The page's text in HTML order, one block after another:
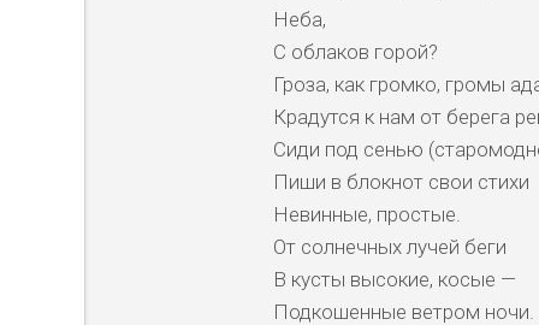
Неба,
С облаков горой?
Гроза, как громко, громы
Крадутся к нам от берега
Сиди под сенью
Пиши в блокнот свои стихи
Невинные, простые.
От солнечных лучей беги
В кусты высокие, косые —
Подкошенные ветром ночи.